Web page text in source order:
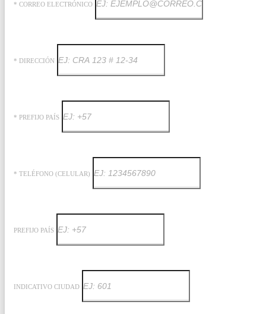
* CORREO ELECTRÓNICO
* DIRECCIÓN
* PREFIJO PAÍS
* TELÉFONO (CELULAR)
PREFIJO PAÍS
INDICATIVO CIUDAD